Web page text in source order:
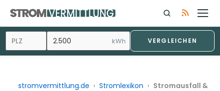
Inhalt
springen
kWh VERGLEICHEN
stromvermittlung.de › Stromlexikon › Stromausfall &